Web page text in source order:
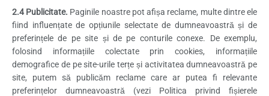
2.4 Publicitate. Paginile noastre pot afișa reclame, multe dintre ele
fiind influențate de opțiunile selectate de dumneavoastră și de
preferințele de pe site și de pe conturile conexe. De exemplu,
folosind informațiile colectate prin cookies, informațiile
demografice de pe site-urile terțe și activitatea dumneavoastră pe
site, putem să publicăm reclame care ar putea fi relevante
preferințelor dumneavoastră (vezi Politica privind fișierele